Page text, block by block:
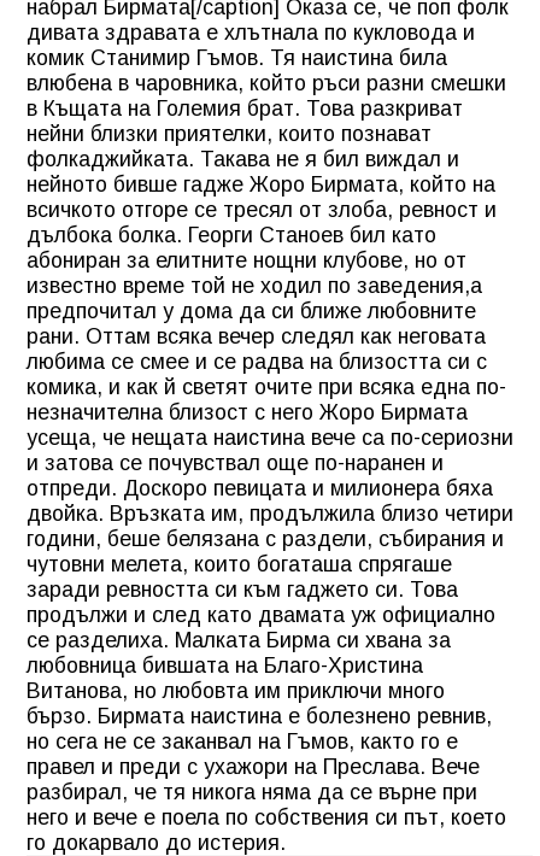
набрал Бирмата[/caption] Оказа се, че поп фолк
дивата здравата е хлътнала по кукловода и
комик Станимир Гъмов. Тя наистина била
влюбена в чаровника, който ръси разни смешки
в Къщата на Големия брат. Това разкриват
нейни близки приятелки, които познават
фолкаджийката. Такава не я бил виждал и
нейното бивше гадже Жоро Бирмата, който на
всичкото отгоре се тресял от злоба, ревност и
дълбока болка. Георги Станоев бил като
абониран за елитните нощни клубове, но от
известно време той не ходил по заведения,а
предпочитал у дома да си ближе любовните
рани. Оттам всяка вечер следял как неговата
любима се смее и се радва на близостта си с
комика, и как й светят очите при всяка една по-
незначителна близост с него Жоро Бирмата
усеща, че нещата наистина вече са по-сериозни
и затова се почувствал още по-наранен и
отпреди. Доскоро певицата и милионера бяха
двойка. Връзката им, продължила близо четири
години, беше белязана с раздели, събирания и
чутовни мелета, които богаташа спрягаше
заради ревността си към гаджето си. Това
продължи и след като двамата уж официално
се разделиха. Малката Бирма си хвана за
любовница бившата на Благо-Христина
Витанова, но любовта им приключи много
бързо. Бирмата наистина е болезнено ревнив,
но сега не се заканвал на Гъмов, както го е
правел и преди с ухажори на Преслава. Вече
разбирал, че тя никога няма да се върне при
него и вече е поела по собствения си път, което
го докарвало до истерия.